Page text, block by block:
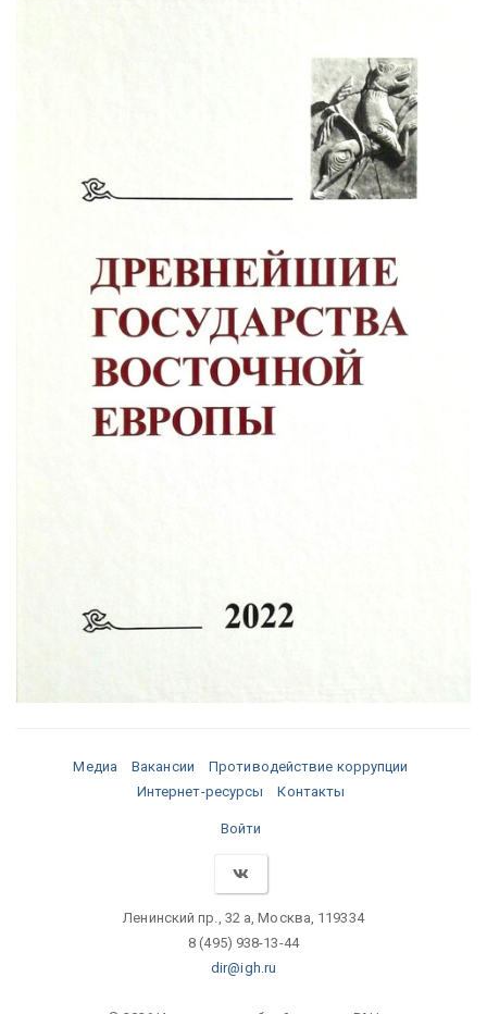
Медиа Вакансии
Противодействие коррупции
Интернет-ресурсы
Контакты
Войти
Ленинский пр., 32 а, Москва, 119334
8 (495) 938-13-44
dir@igh.ru